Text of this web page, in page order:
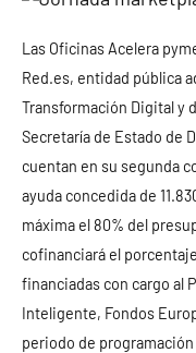
Las Oficinas Acelera
Red.es, entidad pública
Transformación Digital y
Secretaría de Estado de
cuentan en su segunda
ayuda concedida de
máxima el 80% del
cofinanciará el
financiadas con cargo al
Inteligente, Fondos
periodo de programación